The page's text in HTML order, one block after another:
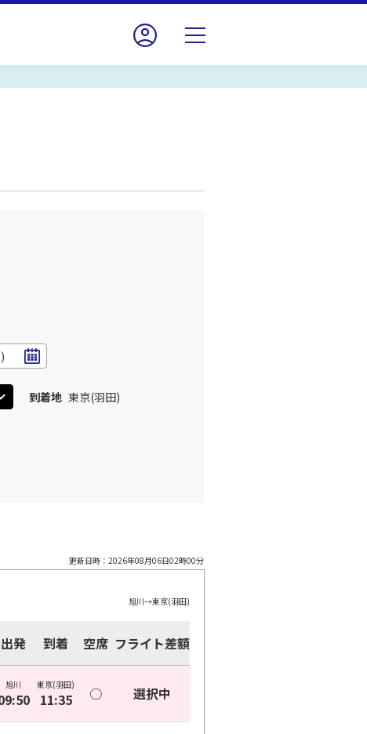
到着地 東京(羽田)
更新日時： 2026年08月06日02時00分
旭川→東京(羽田)
出発 到着 空席 フライト差額
旭川 東京(羽田)
11:35 ○ 選択中